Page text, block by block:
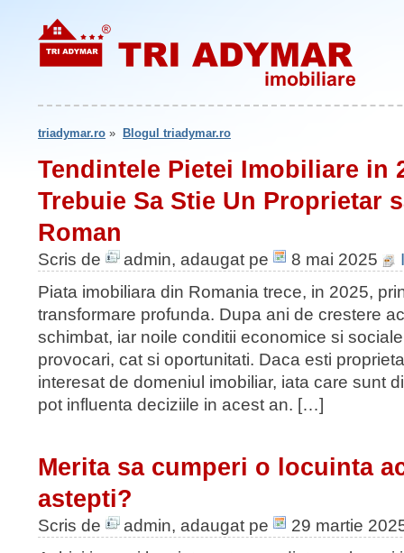
triadymar.ro » Blogul triadymar.ro
Tendintele Pietei Imobiliare in
Trebuie Sa Stie Un Proprietar
Roman
Scris de admin, adaugat pe 8 mai 2025
Piata imobiliara din Romania trece, in 2025,
transformare profunda. Dupa ani de crestere
schimbat, iar noile conditii economice si
provocari, cat si oportunitati. Daca esti
interesat de domeniul imobiliar, iata care sunt
pot influenta deciziile in acest an. […]
Merita sa cumperi o locuinta
astepti?
Scris de admin, adaugat pe
29 martie